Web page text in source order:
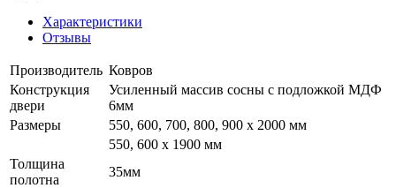
Характеристики
Отзывы
Производитель Ковров
Конструкция
двери
Усиленный массив сосны с подложкой МДФ
6мм
Размеры
550, 600, 700, 800, 900 x 2000 мм
550, 600 х 1900 мм
Толщина
полотна
35мм